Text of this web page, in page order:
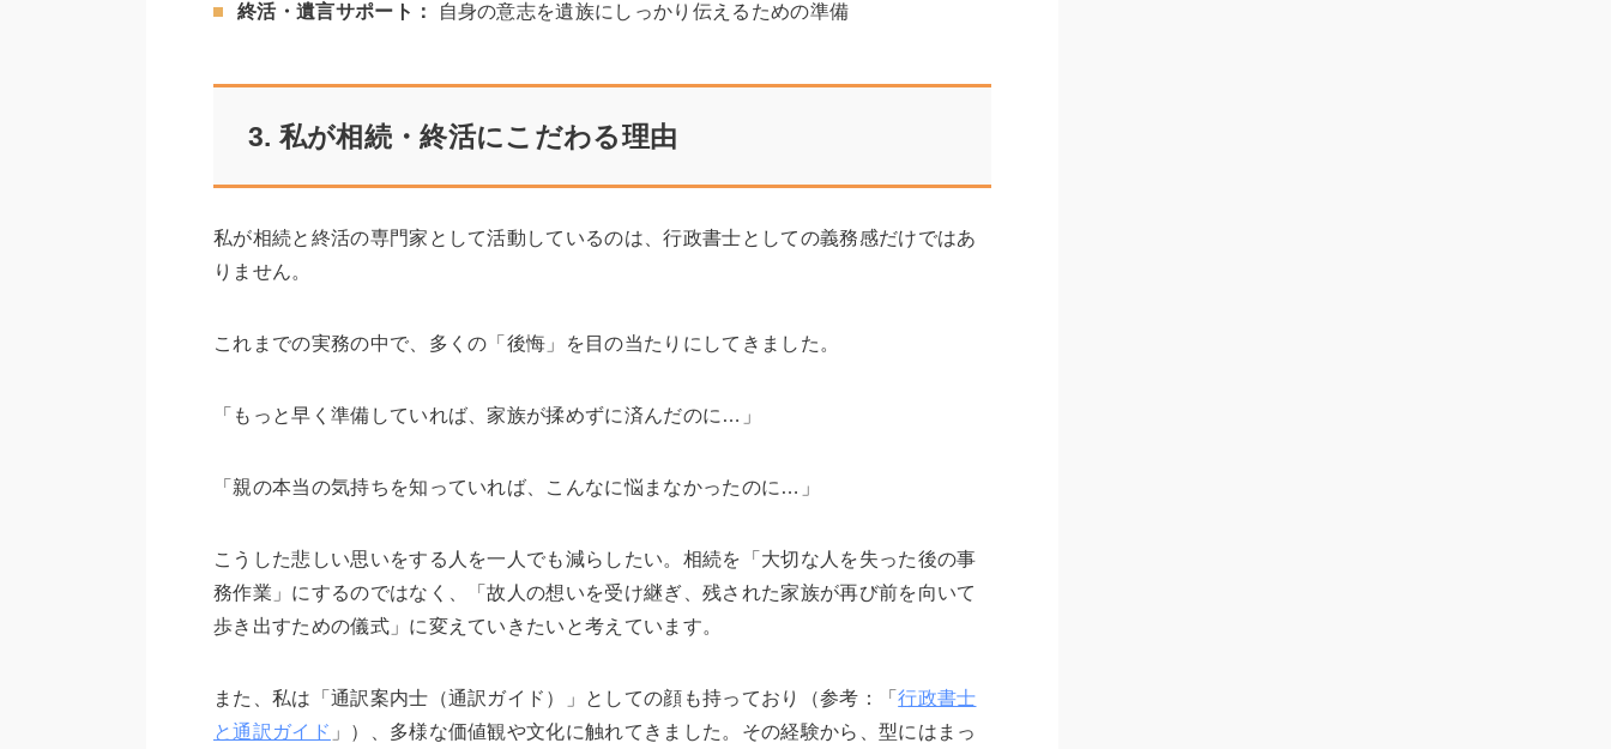
終活・遺言サポート： 自身の意志を遺族にしっかり伝えるための準備
3. 私が相続・終活にこだわる理由
私が相続と終活の専門家として活動しているのは、行政書士としての義務感だけではあ
りません。
これまでの実務の中で、多くの「後悔」を目の当たりにしてきました。
「もっと早く準備していれば、家族が揉めずに済んだのに…」
「親の本当の気持ちを知っていれば、こんなに悩まなかったのに…」
こうした悲しい思いをする人を一人でも減らしたい。相続を「大切な人を失った後の事
務作業」にするのではなく、「故人の想いを受け継ぎ、残された家族が再び前を向いて
歩き出すための儀式」に変えていきたいと考えています。
また、私は「通訳案内士（通訳ガイド）」としての顔も持っており（参考：「行政書士
と通訳ガイド 」）、多様な価値観や文化に触れてきました。その経験から、型にはまっ